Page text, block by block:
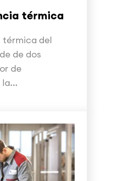
térmica
térmica del
de dos
de